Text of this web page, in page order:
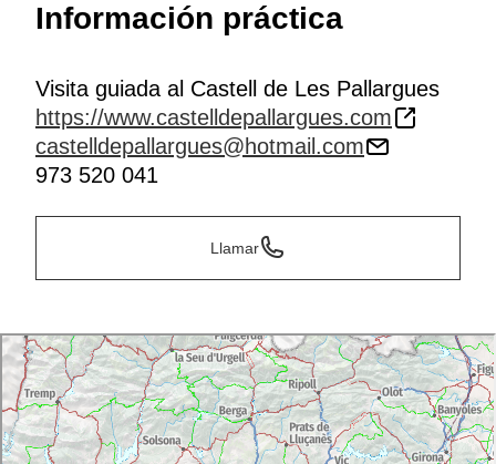
Información práctica
Visita guiada al Castell de Les Pallargues
https://www.castelldepallargues.com
castelldepallargues@hotmail.com
973 520 041
Llamar